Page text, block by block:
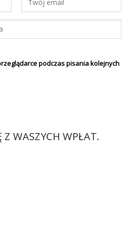
podczas pisania kolejnych
Z WASZYCH WPŁAT.